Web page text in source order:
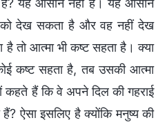
को देख सकता है और वह नहीं देख
तो आत्मा भी कष्ट सहता है। क्या
कष्ट सहता है, तब उसकी आत्मा
कहते हैं कि वे अपने दिल की गहराई
ऐसा इसलिए है क्योंकि मनुष्य की